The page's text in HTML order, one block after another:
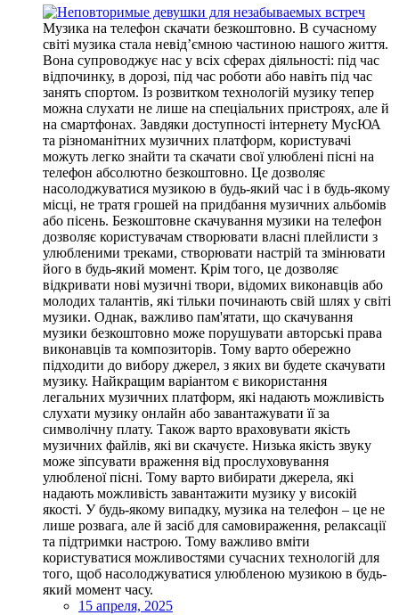
Музика на телефон скачати безкоштовно. В сучасному
світі музика стала невід’ємною частиною нашого життя.
Вона супроводжує нас у всіх сферах діяльності: під час
відпочинку, в дорозі, під час роботи або навіть під час
занять спортом. Із розвитком технологій музику тепер
можна слухати не лише на спеціальних пристроях, але й
на смартфонах. Завдяки доступності інтернету МусЮА
та різноманітних музичних платформ, користувачі
можуть легко знайти та скачати свої улюблені пісні на
телефон абсолютно безкоштовно. Це дозволяє
насолоджуватися музикою в будь-який час і в будь-якому
місці, не тратя грошей на придбання музичних альбомів
або пісень. Безкоштовне скачування музики на телефон
дозволяє користувачам створювати власні плейлисти з
улюбленими треками, створювати настрій та змінювати
його в будь-який момент. Крім того, це дозволяє
відкривати нові музичні твори, відомих виконавців або
молодих талантів, які тільки починають свій шлях у світі
музики. Однак, важливо пам'ятати, що скачування
музики безкоштовно може порушувати авторські права
виконавців та композиторів. Тому варто обережно
підходити до вибору джерел, з яких ви будете скачувати
музику. Найкращим варіантом є використання
легальних музичних платформ, які надають можливість
слухати музику онлайн або завантажувати її за
символічну плату. Також варто враховувати якість
музичних файлів, які ви скачуєте. Низька якість звуку
може зіпсувати враження від прослуховування
улюбленої пісні. Тому варто вибирати джерела, які
надають можливість завантажити музику у високій
якості. У будь-якому випадку, музика на телефон – це не
лише розвага, але й засіб для самовираження, релаксації
та підтримки настрою. Тому важливо вміти
користуватися можливостями сучасних технологій для
того, щоб насолоджуватися улюбленою музикою в будь-
який момент часу.
15 апреля, 2025